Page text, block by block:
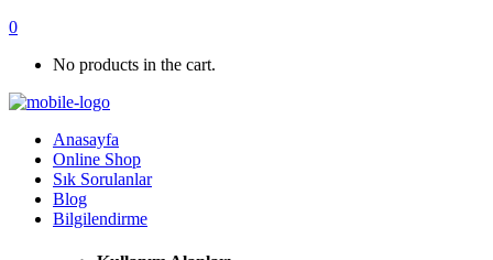
0
No products in the cart.
Anasayfa
Online Shop
Sık Sorulanlar
Blog
Bilgilendirme